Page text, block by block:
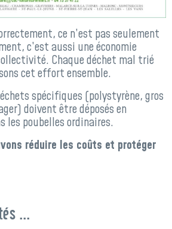
ce n’est pas seulement
c’est aussi une économie
Chaque déchet mal trié
cet effort ensemble.
spécifiques (polystyrène, gros
doivent être déposés en
les poubelles ordinaires.
réduire les coûts et protéger
...